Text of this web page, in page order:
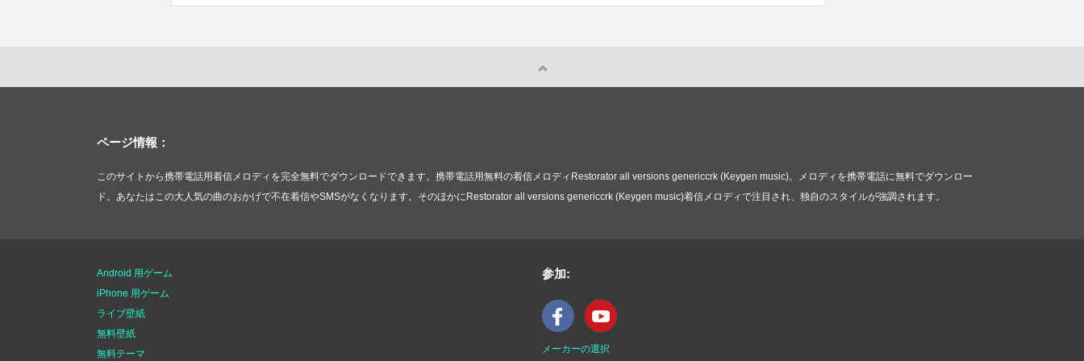
ページ情報：
このサイトから携帯電話用着信メロディを完全無料でダウンロードできます。携帯電話用無料の着信メロディRestorator all versions genericcrk (Keygen music)。メロディを携帯電話に無料でダウンロー
ド。あなたはこの大人気の曲のおかげで不在着信やSMSがなくなります。そのほかにRestorator all versions genericcrk (Keygen music)着信メロディで注目され、独自のスタイルが強調されます。
Android 用ゲーム
iPhone 用ゲーム
ライブ壁紙
無料壁紙
無料テーマ
参加:
メーカーの選択